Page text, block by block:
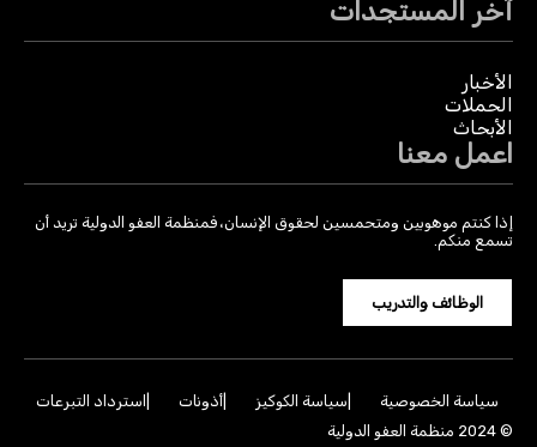
آخر المستجدات
الأخبار
الحملات
الأبحاث
اعمل معنا
إذا كنتم موهوبين ومتحمسين لحقوق الإنسان، فمنظمة العفو الدولية تريد أن
تسمع منكم.
الوظائف والتدريب
سياسة الخصوصية سياسة الكوكيز أذونات
استرداد التبرعات
© 2024 منظمة العفو الدولية